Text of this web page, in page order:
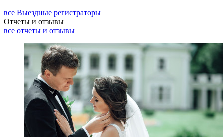
все Выездные регистраторы
Отчеты и отзывы
все отчеты и отзывы